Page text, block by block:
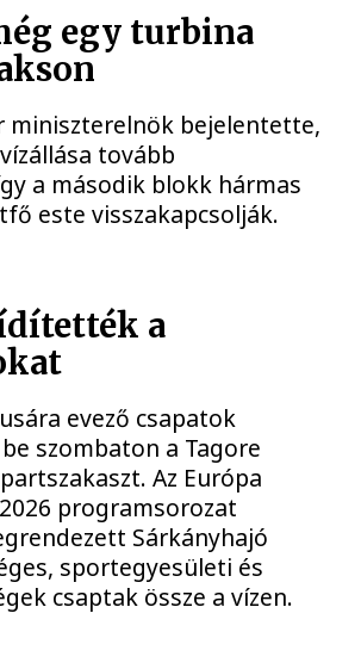
egy turbina
miniszterelnök bejelentette,
tovább
a második blokk hármas
este visszakapcsolják.
a
evező csapatok
szombaton a Tagore
Az Európa
programsorozat
Sárkányhajó
sportegyesületi és
csaptak össze a vízen.